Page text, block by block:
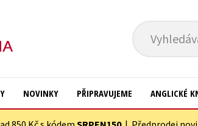
NOVINKY PŘIPRAVUJEME ANGLICKÉ